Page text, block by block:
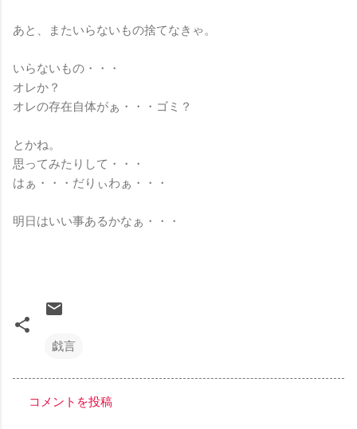
あと、またいらないもの捨てなきゃ。
いらないもの・・・
オレか？
オレの存在自体がぁ・・・ゴミ？
とかね。
思ってみたりして・・・
はぁ・・・だりぃわぁ・・・
明日はいい事あるかなぁ・・・
戯言
コメントを投稿